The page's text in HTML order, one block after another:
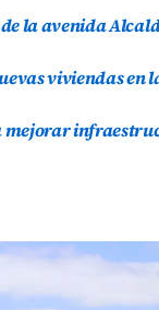
la avenida
viviendas en
mejorar